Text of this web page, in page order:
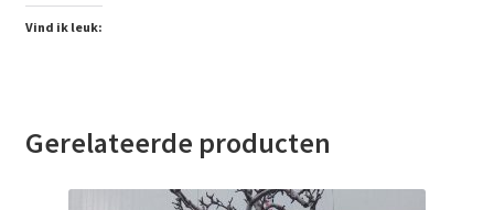
Vind ik leuk:
Gerelateerde producten